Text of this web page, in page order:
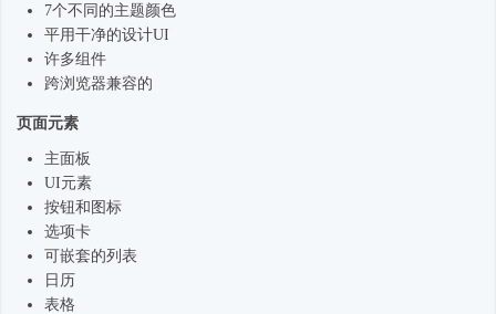
7个不同的主题颜色
平用干净的设计UI
许多组件
跨浏览器兼容的
页面元素
主面板
UI元素
按钮和图标
选项卡
可嵌套的列表
日历
表格